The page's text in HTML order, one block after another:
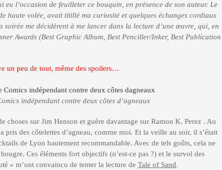
eu l’occasion de feuilleter ce bouquin, en présence de son auteur. Le
haute volée, avait titillé ma curiosité et quelques échanges cordiaux
soirée me décidèrent à me lancer dans la lecture d’une œuvre, qui, en
Awards (Best Graphic Album, Best Penciller/Inker, Best Publication
un peu de tout, même des spoilers…
indépendant contre deux côtes d’agneaux
choses sur Jim Henson et guère davantage sur Ramon K. Perez . Au
pris des côtelettes d’agneau, comme moi. Et la veille au soir, il s’était
de Lyon hautement recommandable. Avec de tels goûts, cela ne
Ces éléments fort objectifs (n’est-ce pas ?) et le survol des
» m’ont convaincu de tenter la lecture de Tale of Sand.